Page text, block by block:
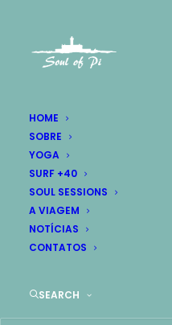
HOME
SOBRE
YOGA
SURF +40
SOUL SESSIONS
A VIAGEM
NOTÍCIAS
CONTATOS
SEARCH
Audio
Are you a DJ? A
compose